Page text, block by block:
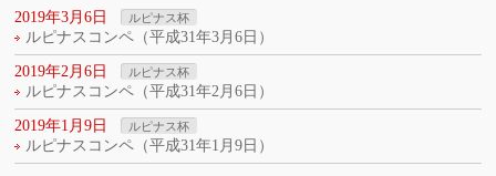
2019年3月6日 ルピナス杯
ルピナスコンペ（平成31年3月6日）
2019年2月6日 ルピナス杯
ルピナスコンペ（平成31年2月6日）
2019年1月9日 ルピナス杯
ルピナスコンペ（平成31年1月9日）